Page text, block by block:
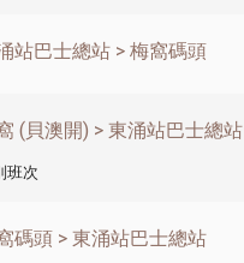
站巴士總站 > 梅窩碼頭
(貝澳開) > 東涌站巴士總站
班次
碼頭 > 東涌站巴士總站